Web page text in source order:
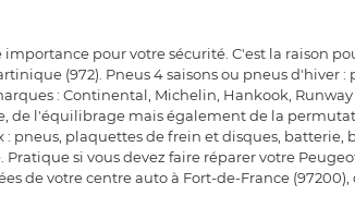
pour votre sécurité. C'est la raison
(972). Pneus 4 saisons ou pneus d'hiver
: Continental, Michelin, Hankook,
de l'équilibrage mais également de la
pneus, plaquettes de frein et disques, batterie,
si vous devez faire réparer votre
de votre centre auto à Fort-de-France